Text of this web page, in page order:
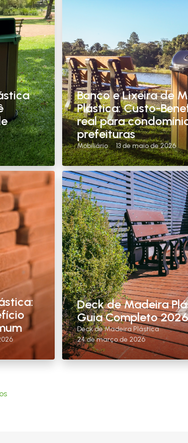
Banco e Lixeira de
Plástica: Custo-
real para
prefeituras
Mobiliário 13 de maio de 2026
Deck de Madeira
Guia Completo 2026
Deck de Madeira Plástica
24 de março de 2026